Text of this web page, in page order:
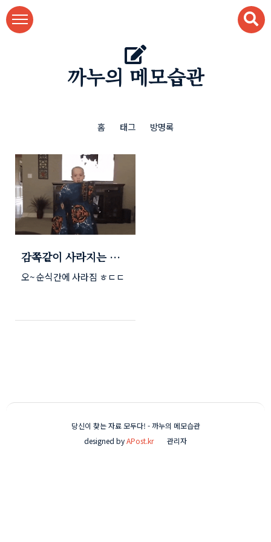
본문 바로가기
까누의 메모습관
홈 태그 방명록
감쪽같이 사라지는 마
술 (눈 크게 뜨고 보세
요~ ㅋㅋ)
오~ 순식간에 사라짐 ㅎㄷㄷ
당신이 찾는 자료 모두다! - 까누의 메모습관
designed byAPost.kr 관리자